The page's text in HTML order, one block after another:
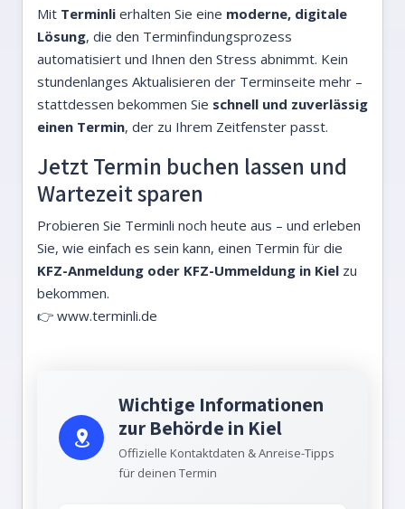
Mit Terminli erhalten Sie eine moderne, digitale
Lösung, die den Terminfindungsprozess
automatisiert und Ihnen den Stress abnimmt. Kein
stundenlanges Aktualisieren der Terminseite mehr –
stattdessen bekommen Sie schnell und zuverlässig
einen Termin, der zu Ihrem Zeitfenster passt.
Jetzt Termin buchen lassen und
Wartezeit sparen
Probieren Sie Terminli noch heute aus – und erleben
Sie, wie einfach es sein kann, einen Termin für die
KFZ-Anmeldung oder KFZ-Ummeldung in Kiel zu
bekommen.
👉 www.terminli.de
Wichtige Informationen
zur Behörde in Kiel
Offizielle Kontaktdaten & Anreise-Tipps
für deinen Termin